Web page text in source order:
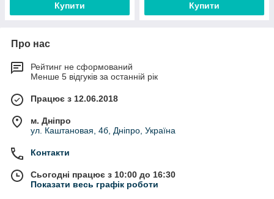
Купити Купити
Про нас
Рейтинг не сформований
Менше 5 відгуків за останній рік
Працює з 12.06.2018
м. Дніпро
ул. Каштановая, 4б, Дніпро, Україна
Контакти
Сьогодні працює з 10:00 до 16:30
Показати весь графік роботи